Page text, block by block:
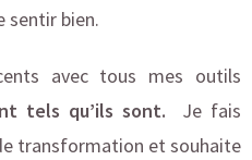
sentir bien.
avec tous mes outils
tels qu’ils sont. Je fais
transformation et souhaite